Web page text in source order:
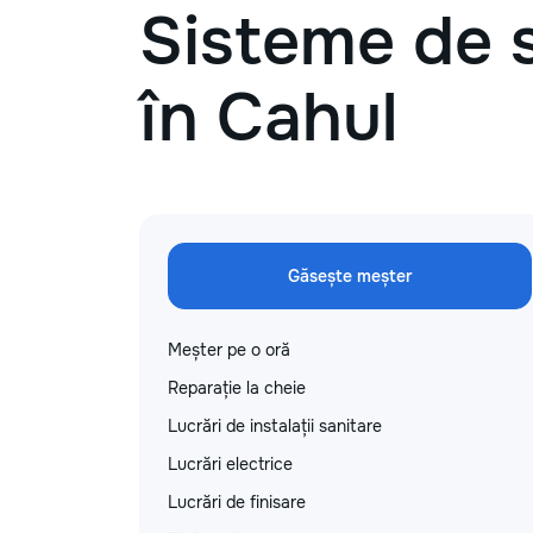
Sisteme de
în Cahul
Găsește meșter
Meșter pe o oră
Reparație la cheie
Lucrări de instalații sanitare
Lucrări electrice
Lucrări de finisare